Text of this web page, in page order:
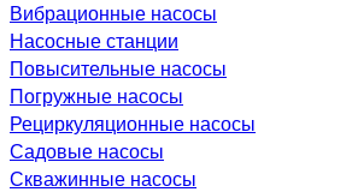
Вибрационные насосы
Насосные станции
Повысительные насосы
Погружные насосы
Рециркуляционные насосы
Садовые насосы
Скважинные насосы